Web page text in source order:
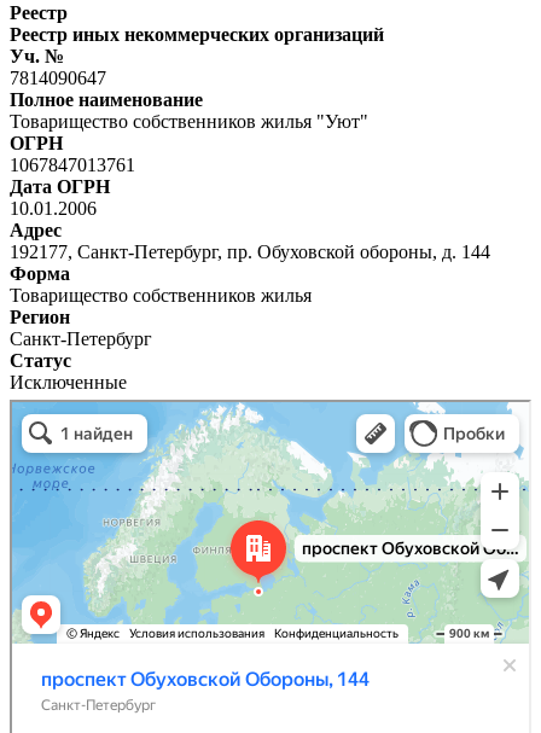
Реестр
Реестр иных некоммерческих организаций
Уч. №
7814090647
Полное наименование
Товарищество собственников жилья "Уют"
ОГРН
1067847013761
Дата ОГРН
10.01.2006
Адрес
192177, Санкт-Петербург, пр. Обуховской обороны, д. 144
Форма
Товарищество собственников жилья
Регион
Санкт-Петербург
Статус
Исключенные